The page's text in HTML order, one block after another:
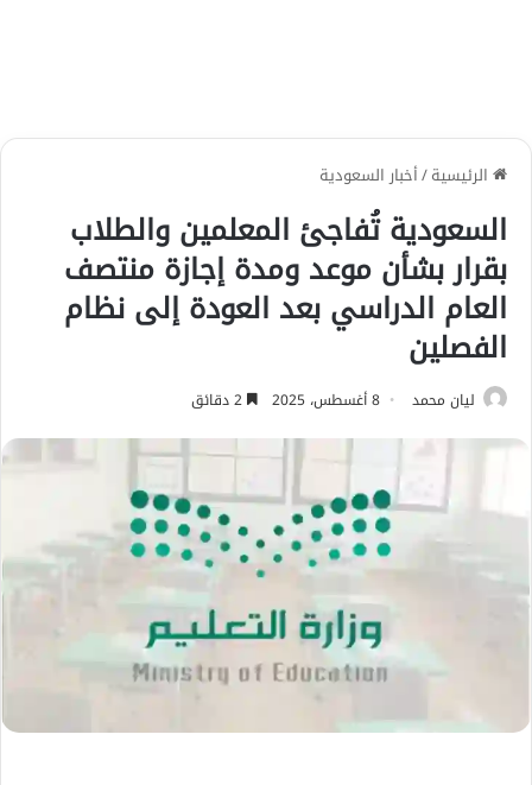
الرئيسية/أخبار السعودية
السعودية تُفاجئ المعلمين والطلاب
بقرار بشأن موعد ومدة إجازة منتصف
العام الدراسي بعد العودة إلى نظام
الفصلين
ليان محمد 8 أغسطس، 2025